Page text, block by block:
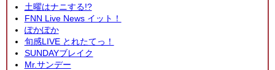
土曜はナニする!?
FNN Live News イット！
ぽかぽか
旬感LIVE とれたてっ！
SUNDAYブレイク
Mr.サンデー